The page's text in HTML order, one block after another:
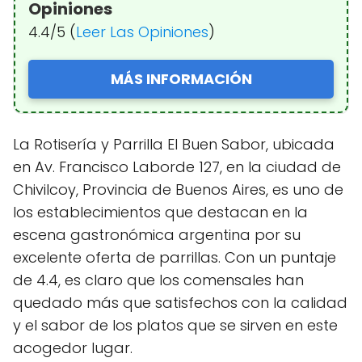
Opiniones
4.4/5 (Leer Las Opiniones)
MÁS INFORMACIÓN
La Rotisería y Parrilla El Buen Sabor, ubicada
en Av. Francisco Laborde 127, en la ciudad de
Chivilcoy, Provincia de Buenos Aires, es uno de
los establecimientos que destacan en la
escena gastronómica argentina por su
excelente oferta de parrillas. Con un puntaje
de 4.4, es claro que los comensales han
quedado más que satisfechos con la calidad
y el sabor de los platos que se sirven en este
acogedor lugar.